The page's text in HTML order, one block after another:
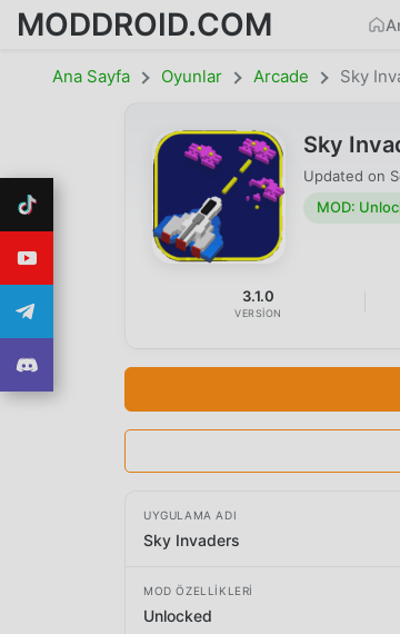
MODDROID.COM
Ana Sayfa Oyunlar Arcade Sky
Sky
Updated on
MOD:
3.1.0
VERSION
UYGULAMA ADI
Sky Invaders
MOD ÖZELLIKLERI
Unlocked